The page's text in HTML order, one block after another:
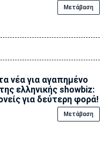
Μετάβαση
νέα για αγαπημένο
ελληνικής showbiz:
για δεύτερη φορά!
Μετάβαση